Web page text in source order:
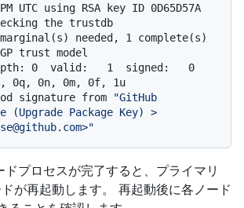
UTC using RSA key ID 0D65D57A
the trustdb
needed, 1 complete(s)
trust model
0  valid:   1  signed:   0
0q, 0n, 0m, 0f, 1u
signature from
"GitHub
(Upgrade Package Key) >
ドプロセスが完了すると、プライマリ
が再起動します。 再起動後に各ノード